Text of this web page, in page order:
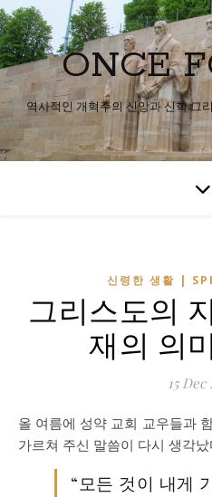
ONCE
역사적인 개혁주의 신앙과 신학 그
신령한 생활 |
그리스도의
재의 의
15 Dec
올 여름에 성약 교회 교우들과 함께 하나님께 예배하는 가운데
가르쳐 주신 말씀이 다시 생각났
“모든 것이 내게